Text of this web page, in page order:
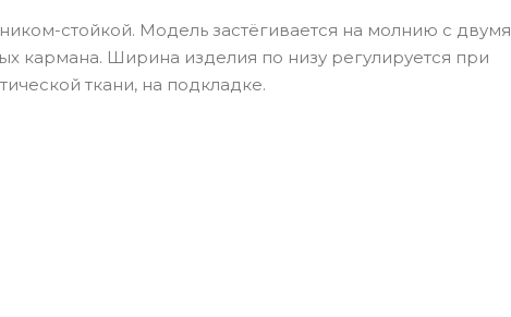
стойкой. Модель застёгивается на молнию с двумя
кармана. Ширина изделия по низу регулируется при
ткани, на подкладке.